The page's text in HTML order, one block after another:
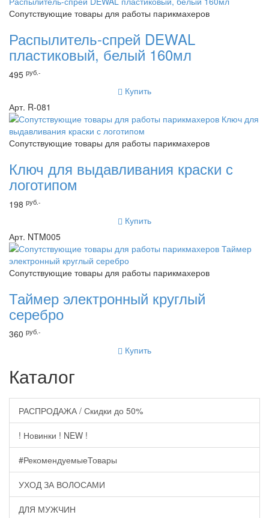
Сопутствующие товары для работы парикмахеров
Распылитель-спрей DEWAL
пластиковый, белый 160мл
495 руб.-
Купить
Арт. R-081
Сопутствующие товары для работы парикмахеров
Ключ для выдавливания краски с
логотипом
198 руб.-
Купить
Арт. NTM005
Сопутствующие товары для работы парикмахеров
Таймер электронный круглый
серебро
360 руб.-
Купить
Каталог
РАСПРОДАЖА / Скидки до 50%
! Новинки ! NEW !
#РекомендуемыеТовары
УХОД ЗА ВОЛОСАМИ
ДЛЯ МУЖЧИН